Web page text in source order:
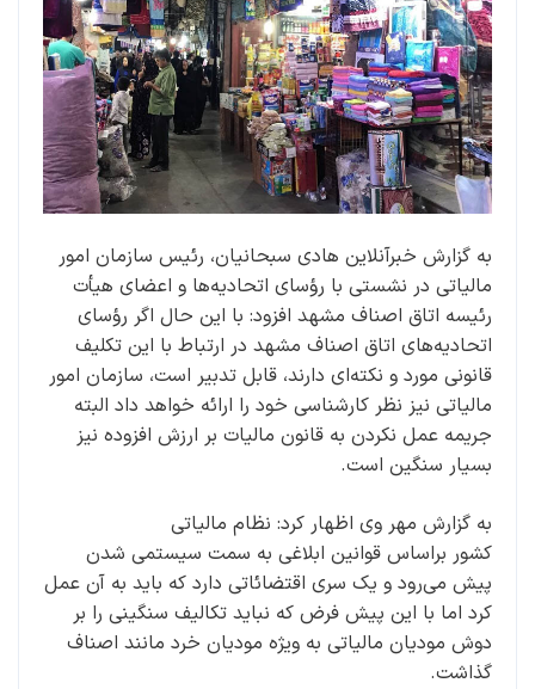
به گزارش خبرآنلاین هادی سبحانیان، رئیس سازمان امور
مالیاتی در نشستی با رؤسای اتحادیه‌ها و اعضای هیأت
رئیسه اتاق اصناف مشهد افزود: با این حال اگر رؤسای
اتحادیه‌های اتاق اصناف مشهد در ارتباط با این تکلیف
قانونی مورد و نکته‌ای دارند، قابل تدبیر است، سازمان امور
مالیاتی نیز نظر کارشناسی خود را ارائه خواهد داد البته
جریمه عمل نکردن به قانون مالیات بر ارزش افزوده نیز
بسیار سنگین است.
به گزارش مهر وی اظهار کرد: نظام مالیاتی
کشور براساس قوانین ابلاغی به سمت سیستمی شدن
پیش می‌رود و یک سری اقتضائاتی دارد که باید به آن عمل
کرد اما با این پیش فرض که نباید تکالیف سنگینی را بر
دوش مودیان مالیاتی به ویژه مودیان خرد مانند اصناف
گذاشت.